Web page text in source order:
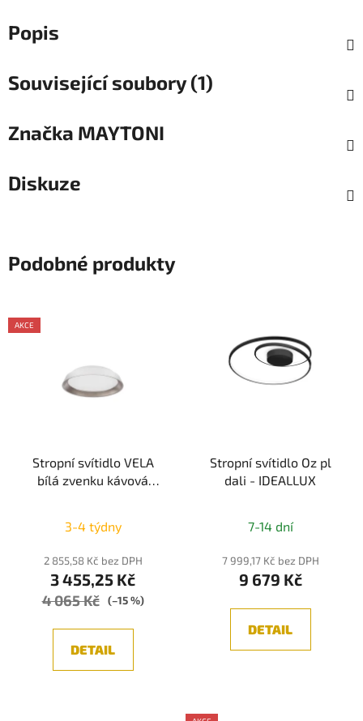
Popis
Související soubory (1)
Značka MAYTONI
Diskuze
Podobné produkty
AKCE
Stropní svítidlo VELA
bílá zvenku kávová
80 3000K IP20
LUCE
3-4 týdny
2 855,58 Kč bez DPH
3 455,25 Kč
4 065 Kč (–15 %)
DETAIL
Stropní svítidlo Oz pl
dali - IDEALLUX
7-14 dní
7 999,17 Kč bez DPH
9 679 Kč
DETAIL